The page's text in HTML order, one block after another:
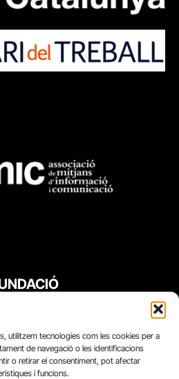
utilitzem tecnologies com les cookies per a
de navegació o les identificacions
o retirar el consentiment, pot afectar
i funcions.